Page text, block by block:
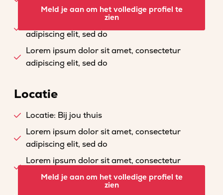
adipiscing elit, sed do
Lorem ipsum dolor sit amet, consectetur
adipiscing elit, sed do
Lorem ipsum dolor sit amet, consectetur
adipiscing elit, sed do
Meld je aan om het volledige profiel te
zien
Locatie
Locatie: Bij jou thuis
Lorem ipsum dolor sit amet, consectetur
adipiscing elit, sed do
Lorem ipsum dolor sit amet, consectetur
adipiscing elit, sed do
Lorem ipsum dolor sit amet, consectetur
Meld je aan om het volledige profiel te
zien